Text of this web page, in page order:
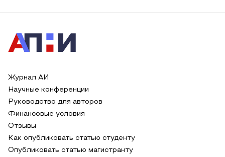
Журнал АИ
Научные конференции
Руководство для авторов
Финансовые условия
Отзывы
Как опубликовать статью студенту
Опубликовать статью магистранту